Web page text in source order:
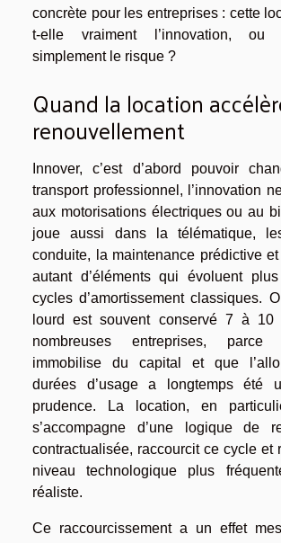
concrète pour les entreprises : cette
t-elle vraiment l’innovation, ou
simplement le risque ?
Quand la location
renouvellement
Innover, c’est d’abord pouvoir
transport professionnel, l’innovation
aux motorisations électriques ou au
joue aussi dans la télématique,
conduite, la maintenance prédictive
autant d’éléments qui évoluent
cycles d’amortissement classiques.
lourd est souvent conservé 7 à
nombreuses entreprises, parce
immobilise du capital et que
durées d’usage a longtemps été
prudence. La location, en
s’accompagne d’une logique de
contractualisée, raccourcit ce cycle et
niveau technologique plus
réaliste.
Ce raccourcissement a un effet